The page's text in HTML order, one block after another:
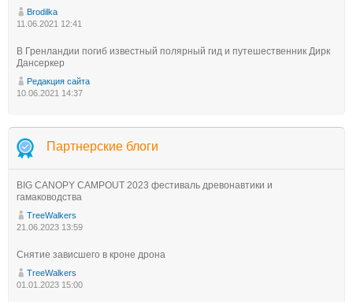
Brodilka
11.06.2021 12:41
В Гренландии погиб известный полярный гид и путешественник Дирк
Дансеркер
Редакция сайта
10.06.2021 14:37
Партнерские блоги
BIG CANOPY CAMPOUT 2023 фестиваль древонавтики и
гамаководства
TreeWalkers
21.06.2023 13:59
Снятие зависшего в кроне дрона
TreeWalkers
01.01.2023 15:00